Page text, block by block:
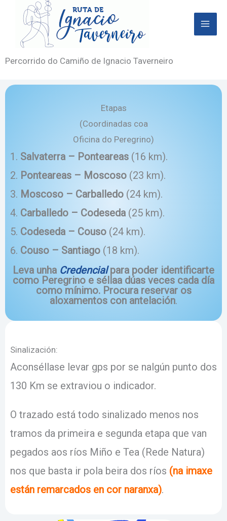
contenido
Percorrido do Camiño de Ignacio Taverneiro
Etapas
(Coordinadas coa
Oficina do Peregrino)
Salvaterra – Ponteareas (16 km).
Ponteareas – Moscoso (23 km).
Moscoso – Carballedo (24 km).
Carballedo – Codeseda (25 km).
Codeseda – Couso (24 km).
Couso – Santiago (18 km).
Leva unha Credencialpara poder identificarte
como Peregrino e séllaa dúas veces cada día
como mínimo.​ Procura reservar os
aloxamentos con antelación.
Sinalización:
Aconséllase levar gps por se nalgún punto dos
130 Km se extraviou o indicador.
O trazado está todo sinalizado menos nos
tramos da primeira e segunda etapa que van
pegados aos ríos Miño e Tea (Rede Natura)
nos que basta ir pola beira dos ríos (na imaxe
están remarcados en cor naranxa).